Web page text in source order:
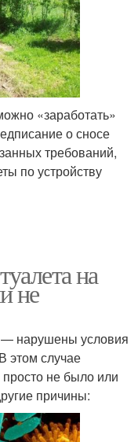
«заработать»
о сносе
требований,
по устройству
на
не
— нарушены условия
этом случае
не было или
причины: